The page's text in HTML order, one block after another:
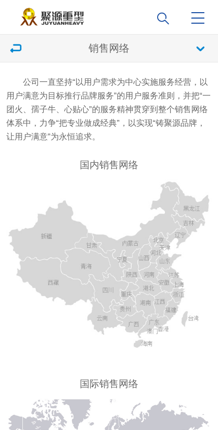
销售网络
公司一直坚持“以用户需求为中心实施服务经营，以
用户满意为目标推行品牌服务”的用户服务准则，并把“一
团火、孺子牛、心贴心”的服务精神贯穿到整个销售网络
体系中，力争“把专业做成经典”，以实现“铸聚源品牌，
让用户满意”为永恒追求。
国内销售网络
国际销售网络